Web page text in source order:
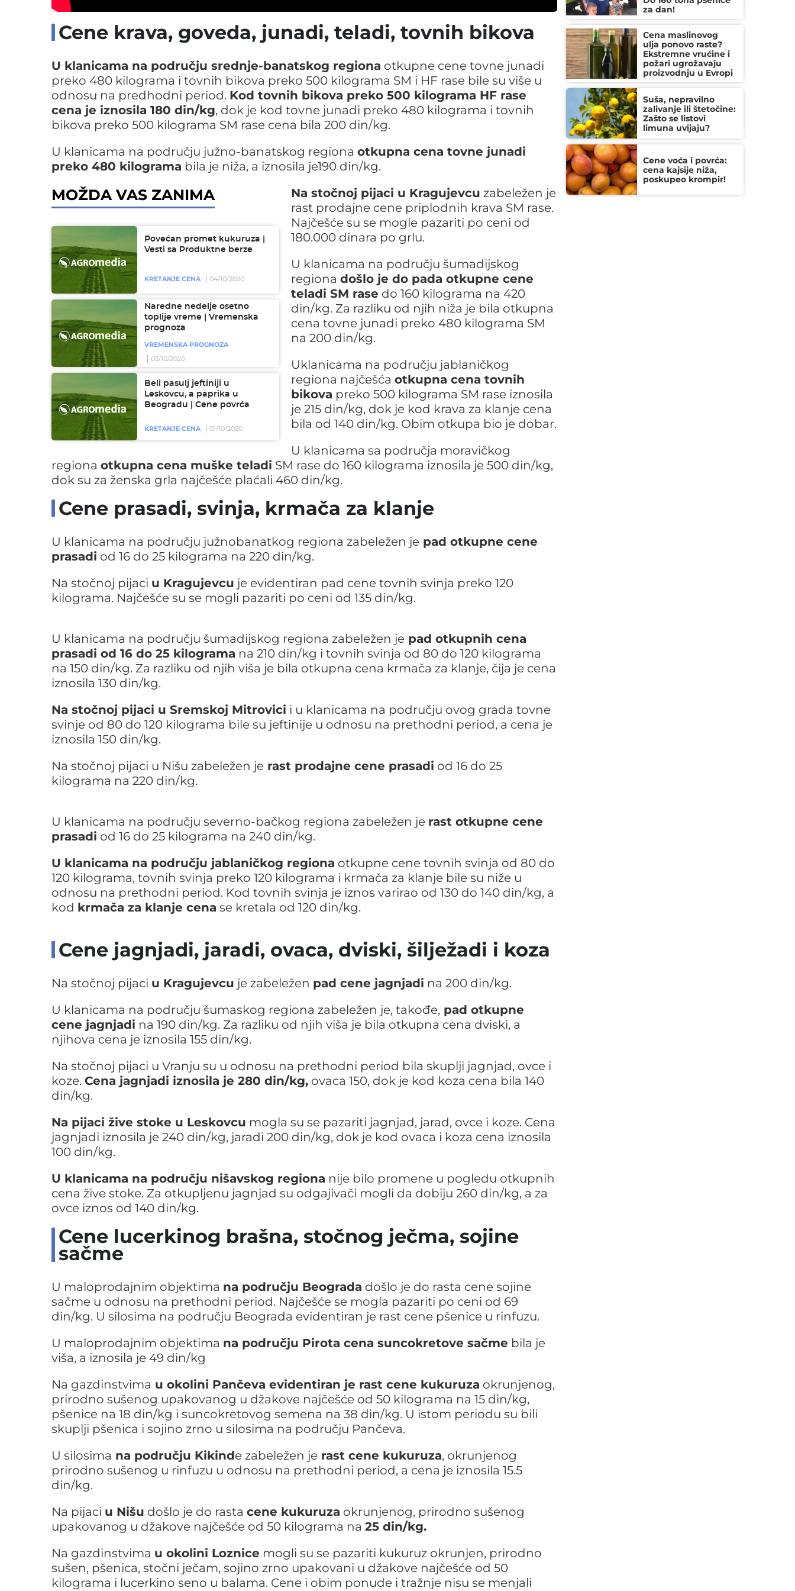
poručju južno-banatskog regiona, a tovne svinje na području Kragujevca.
Cene krava, goveda, junadi, teladi, tovnih bikova
U klanicama na području srednje-banatskog regiona otkupne cene tovne junadi
preko 480 kilograma i tovnih bikova preko 500 kilograma SM i HF rase bile su više u
odnosu na predhodni period. Kod tovnih bikova preko 500 kilograma HF rase
cena je iznosila 180 din/kg, dok je kod tovne junadi preko 480 kilograma i tovnih
bikova preko 500 kilograma SM rase cena bila 200 din/kg.
U klanicama na području južno-banatskog regiona otkupna cena tovne junadi
preko 480 kilograma bila je niža, a iznosila je190 din/kg.
MOŽDA VAS ZANIMA
Povećan promet kukuruza |
Vesti sa Produktne berze
KRETANJE CENA 04/10/2020
Naredne nedelje osetno
toplije vreme | Vremenska
prognoza
VREMENSKA PROGNOZA
03/10/2020
Beli pasulj jeftiniji u
Leskovcu, a paprika u
Beogradu | Cene povrća
KRETANJE CENA 01/10/2020
Na stočnoj pijaci u Kragujevcu zabeležen je
rast prodajne cene priplodnih krava SM rase.
Najčešće su se mogle pazariti po ceni od
180.000 dinara po grlu.
U klanicama na području šumadijskog
regiona došlo je do pada otkupne cene
teladi SM rase do 160 kilograma na 420
din/kg. Za razliku od njih niža je bila otkupna
cena tovne junadi preko 480 kilograma SM
na 200 din/kg.
Uklanicama na području jablaničkog
regiona najčešća otkupna cena tovnih
bikova preko 500 kilograma SM rase iznosila
je 215 din/kg, dok je kod krava za klanje cena
bila od 140 din/kg. Obim otkupa bio je dobar.
U klanicama sa područja moravičkog
regiona otkupna cena muške teladi SM rase do 160 kilograma iznosila je 500 din/kg,
dok su za ženska grla najčešće plaćali 460 din/kg.
Cene prasadi, svinja, krmača za klanje
U klanicama na području južnobanatkog regiona zabeležen je pad otkupne cene
prasadi od 16 do 25 kilograma na 220 din/kg.
Na stočnoj pijaci u Kragujevcu je evidentiran pad cene tovnih svinja preko 120
kilograma. Najčešće su se mogli pazariti po ceni od 135 din/kg.
U klanicama na području šumadijskog regiona zabeležen je pad otkupnih cena
prasadi od 16 do 25 kilograma na 210 din/kg i tovnih svinja od 80 do 120 kilograma
na 150 din/kg. Za razliku od njih viša je bila otkupna cena krmača za klanje, čija je cena
iznosila 130 din/kg.
Na stočnoj pijaci u Sremskoj Mitrovici i u klanicama na području ovog grada tovne
svinje od 80 do 120 kilograma bile su jeftinije u odnosu na prethodni period, a cena je
iznosila 150 din/kg.
Na stočnoj pijaci u Nišu zabeležen je rast prodajne cene prasadi od 16 do 25
kilograma na 220 din/kg.
U klanicama na području severno-bačkog regiona zabeležen je rast otkupne cene
prasadi od 16 do 25 kilograma na 240 din/kg.
U klanicama na području jablaničkog regiona otkupne cene tovnih svinja od 80 do
120 kilograma, tovnih svinja preko 120 kilograma i krmača za klanje bile su niže u
odnosu na prethodni period. Kod tovnih svinja je iznos varirao od 130 do 140 din/kg, a
kod krmača za klanje cena se kretala od 120 din/kg.
Cene jagnjadi, jaradi, ovaca, dviski, šilježadi i koza
Na stočnoj pijaci u Kragujevcu je zabeležen pad cene jagnjadi na 200 din/kg.
U klanicama na području šumaskog regiona zabeležen je, takođe, pad otkupne
cene jagnjadi na 190 din/kg. Za razliku od njih viša je bila otkupna cena dviski, a
njihova cena je iznosila 155 din/kg.
Na stočnoj pijaci u Vranju su u odnosu na prethodni period bila skuplji jagnjad, ovce i
koze. Cena jagnjadi iznosila je 280 din/kg, ovaca 150, dok je kod koza cena bila 140
din/kg.
Na pijaci žive stoke u Leskovcu mogla su se pazariti jagnjad, jarad, ovce i koze. Cena
jagnjadi iznosila je 240 din/kg, jaradi 200 din/kg, dok je kod ovaca i koza cena iznosila
100 din/kg.
U klanicama na području nišavskog regiona nije bilo promene u pogledu otkupnih
cena žive stoke. Za otkupljenu jagnjad su odgajivači mogli da dobiju 260 din/kg, a za
ovce iznos od 140 din/kg.
Cene lucerkinog brašna, stočnog ječma, sojine
sačme
U maloprodajnim objektima na području Beograda došlo je do rasta cene sojine
sačme u odnosu na prethodni period. Najčešće se mogla pazariti po ceni od 69
din/kg. U silosima na području Beograda evidentiran je rast cene pšenice u rinfuzu.
U maloprodajnim objektima na području Pirota cena suncokretove sačme bila je
viša, a iznosila je 49 din/kg
Na gazdinstvima u okolini Pančeva evidentiran je rast cene kukuruza okrunjenog,
prirodno sušenog upakovanog u džakove najčešće od 50 kilograma na 15 din/kg,
pšenice na 18 din/kg i suncokretovog semena na 38 din/kg. U istom periodu su bili
skuplji pšenica i sojino zrno u silosima na području Pančeva.
U silosima na području Kikinde zabeležen je rast cene kukuruza, okrunjenog
prirodno sušenog u rinfuzu u odnosu na prethodni period, a cena je iznosila 15.5
din/kg.
Na pijaci u Nišu došlo je do rasta cene kukuruza okrunjenog, prirodno sušenog
upakovanog u džakove najčešće od 50 kilograma na 25 din/kg.
Na gazdinstvima u okolini Loznice mogli su se pazariti kukuruz okrunjen, prirodno
sušen, pšenica, stočni ječam, sojino zrno upakovani u džakove najčešće od 50
kilograma i lucerkino seno u balama. Cene i obim ponude i tražnje nisu se menjali
za dan!
Cena maslinovog
ulja ponovo raste?
Ekstremne vrućine i
požari ugrožavaju
proizvodnju u Evropi
Suša, nepravilno
zalivanje ili štetočine:
Zašto se listovi
limuna uvijaju?
Cene voća i povrća:
cena kajsije niža,
poskupeo krompir!